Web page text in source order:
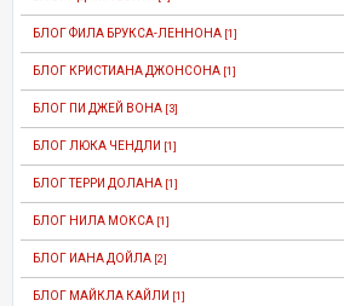
БЛОГ ФИЛА БРУКСА-ЛЕННОНА [1]
БЛОГ КРИСТИАНА ДЖОНСОНА [1]
БЛОГ ПИ ДЖЕЙ ВОНА [3]
БЛОГ ЛЮКА ЧЕНДЛИ [1]
БЛОГ ТЕРРИ ДОЛАНА [1]
БЛОГ НИЛА МОКСА [1]
БЛОГ ИАНА ДОЙЛА [2]
БЛОГ МАЙКЛА КАЙЛИ [1]